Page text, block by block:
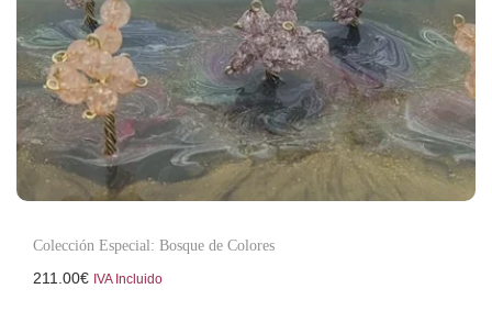
Colección Especial: Bosque de Colores
211.00€ IVA Incluido